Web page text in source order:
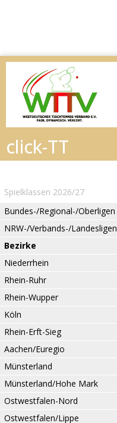
Spielklassen 2026/27
Bundes-/Regional-/Oberligen
NRW-/Verbands-/Landesligen
Bezirke
Niederrhein
Rhein-Ruhr
Rhein-Wupper
Köln
Rhein-Erft-Sieg
Aachen/Euregio
Münsterland
Münsterland/Hohe Mark
Ostwestfalen-Nord
Ostwestfalen/Lippe